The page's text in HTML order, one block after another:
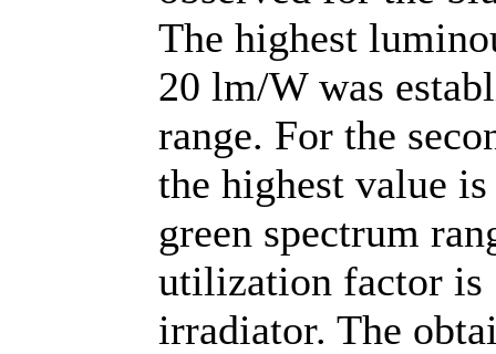
The highest
20 lm/W was
range. For the
the highest value
green spectrum
utilization factor is
irradiator. The